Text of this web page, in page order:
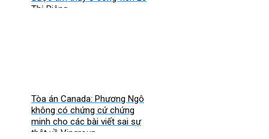
Thị Riêng
Tòa án Canada: Phương Ngô
không có chứng cứ chứng
minh cho các bài viết sai sự
thật về Vingroup